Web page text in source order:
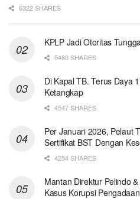
6322 SHARES
KPLP Jadi Otoritas
5480 SHARES
Di Kapal TB. Terus Daya
Ketangkap
4547 SHARES
Per Januari 2026, Pelaut
Sertifikat BST Dengan
4254 SHARES
Mantan Direktur Pelindo
Kasus Korupsi